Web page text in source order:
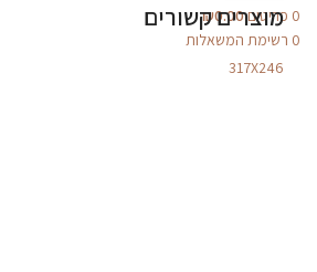
0 פריטים ₪0.00
0 רשימת המשאלות
מוצרים קשורים
317X246